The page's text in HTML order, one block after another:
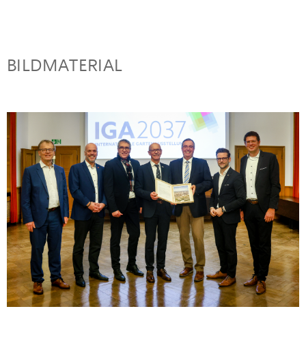
BILDMATERIAL